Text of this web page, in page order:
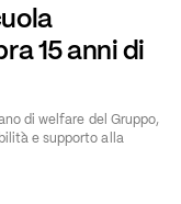
15 anni di
di welfare del Gruppo,
e supporto alla